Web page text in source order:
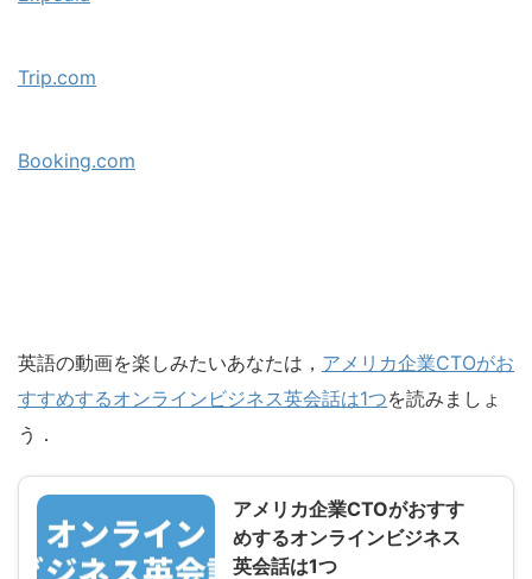
Trip.com
Booking.com
英語の動画を楽しみたいあなたは， アメリカ企業CTOがお
すすめするオンラインビジネス英会話は1つを読みましょ
う．
アメリカ企業CTOがおすす
めするオンラインビジネス
英会話は1つ